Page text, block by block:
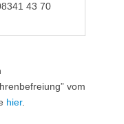
43 70
vom
hier.